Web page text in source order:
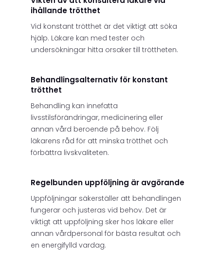
ihållande trötthet
Vid konstant trötthet är det viktigt att söka
hjälp. Läkare kan med tester och
undersökningar hitta orsaker till tröttheten.
Behandlingsalternativ för konstant
trötthet
Behandling kan innefatta
livsstilsförändringar, medicinering eller
annan vård beroende på behov. Följ
läkarens råd för att minska trötthet och
förbättra livskvaliteten.
Regelbunden uppföljning är avgörande
Uppföljningar säkerställer att behandlingen
fungerar och justeras vid behov. Det är
viktigt att uppföljning sker hos läkare eller
annan vårdpersonal för bästa resultat och
en energifylld vardag.